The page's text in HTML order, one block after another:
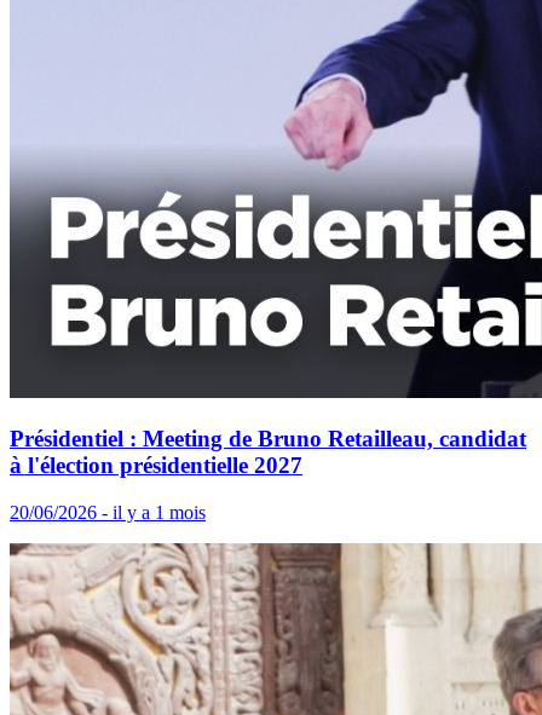
Présidentiel : Meeting de Bruno Retailleau, candidat
à l'élection présidentielle 2027
20/06/2026 - il y a 1 mois